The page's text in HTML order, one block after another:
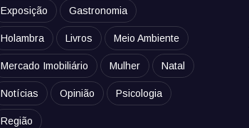
Exposição Gastronomia
Holambra Livros Meio Ambiente
Mercado Imobiliário Mulher Natal
Notícias Opinião Psicologia
Região